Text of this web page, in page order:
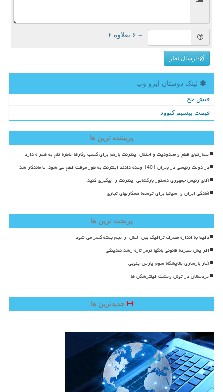
= ۶ بعلاوه ۲
ارسال نظر
لینک دوستان ایزو وب
فیش حج
قیمت بیسیم کنوود
پربیننده ترین ها
خسارتهای قطع و محدودیت و اختلال اینترنت بازهم برای کسب وکارها خاطره تلخ به همراه دارد
در دولت رئیسی در بحران 1401 وعده دادند اینترنت به طور موقت قطع می شود اما ماندگار شد
آقای رئیس جمهوری دستور بازگشایی اینترنت را پیگیری کنید
آمادگی ایران و اسپانیا برای توسعه همکاریهای تجاری
پربحث ترین ها
دقیقا به اندازه مصرف ترافیک بین الملل از حجم بسته کسر می شود
افزایش سپرده قانونی بانکها ترمز تازه رشد نقدینگی
آغاز بازسازی پالایشگاه سوم پارس جنوبی
خردسالان در تونل وحشت فیلترشکن ها
جدیدترین ها